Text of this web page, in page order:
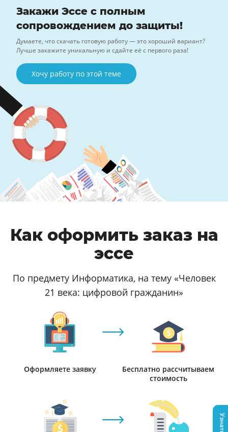
Закажи Эссе с полным
сопровождением до защиты!
Думаете, что скачать готовую работу — это хороший вариант?
Лучше закажите уникальную и сдайте её с первого раза!
Хочу работу по этой теме
Как оформить заказ на
эссе
По предмету Информатика, на тему «Человек
21 века: цифровой гражданин»
Оформляете заявку
Бесплатно рассчитываем
стоимость